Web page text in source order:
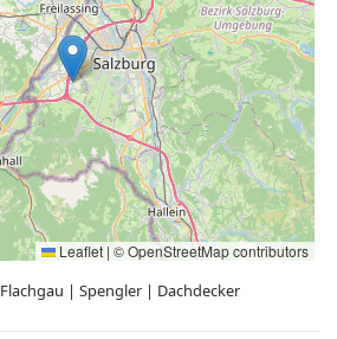
Leaflet | ©OpenStreetMapcontributors
Flachgau | Spengler | Dachdecker